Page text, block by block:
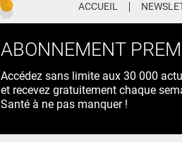
ACCUEIL
ABONNEMENT
Accédez sans limite aux 30 000
et recevez gratuitement chaque
Santé à ne pas manquer !